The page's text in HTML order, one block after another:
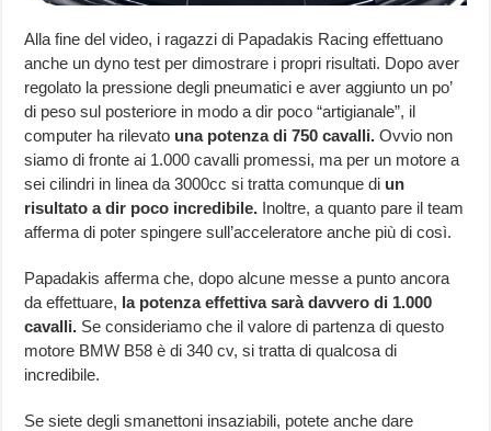
Alla fine del video, i ragazzi di Papadakis Racing effettuano
anche un dyno test per dimostrare i propri risultati. Dopo aver
regolato la pressione degli pneumatici e aver aggiunto un po’
di peso sul posteriore in modo a dir poco “artigianale”, il
computer ha rilevato una potenza di 750 cavalli. Ovvio non
siamo di fronte ai 1.000 cavalli promessi, ma per un motore a
sei cilindri in linea da 3000cc si tratta comunque di un
risultato a dir poco incredibile. Inoltre, a quanto pare il team
afferma di poter spingere sull’acceleratore anche più di così.
Papadakis afferma che, dopo alcune messe a punto ancora
da effettuare, la potenza effettiva sarà davvero di 1.000
cavalli. Se consideriamo che il valore di partenza di questo
motore BMW B58 è di 340 cv, si tratta di qualcosa di
incredibile.
Se siete degli smanettoni insaziabili, potete anche dare